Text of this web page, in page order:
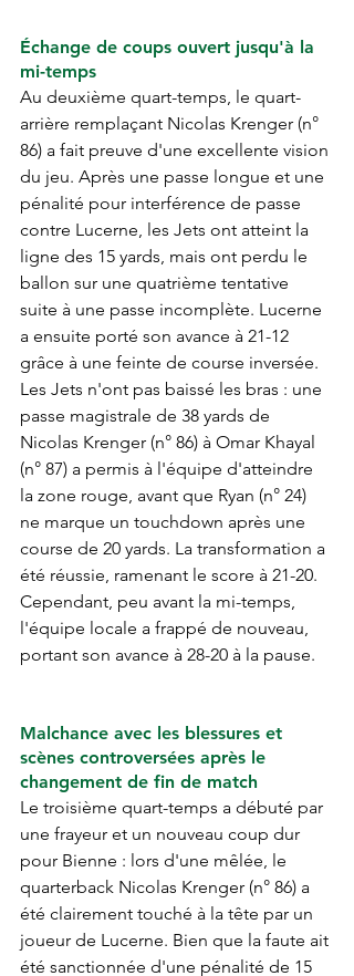
Échange de coups ouvert jusqu'à la
mi-temps
Au deuxième quart-temps, le quart-
arrière remplaçant Nicolas Krenger (n°
86) a fait preuve d'une excellente vision
du jeu. Après une passe longue et une
pénalité pour interférence de passe
contre Lucerne, les Jets ont atteint la
ligne des 15 yards, mais ont perdu le
ballon sur une quatrième tentative
suite à une passe incomplète. Lucerne
a ensuite porté son avance à 21-12
grâce à une feinte de course inversée.
Les Jets n'ont pas baissé les bras : une
passe magistrale de 38 yards de
Nicolas Krenger (n° 86) à Omar Khayal
(n° 87) a permis à l'équipe d'atteindre
la zone rouge, avant que Ryan (n° 24)
ne marque un touchdown après une
course de 20 yards. La transformation a
été réussie, ramenant le score à 21-20.
Cependant, peu avant la mi-temps,
l'équipe locale a frappé de nouveau,
portant son avance à 28-20 à la pause.
Malchance avec les blessures et
scènes controversées après le
changement de fin de match
Le troisième quart-temps a débuté par
une frayeur et un nouveau coup dur
pour Bienne : lors d'une mêlée, le
quarterback Nicolas Krenger (n° 86) a
été clairement touché à la tête par un
joueur de Lucerne. Bien que la faute ait
été sanctionnée d'une pénalité de 15